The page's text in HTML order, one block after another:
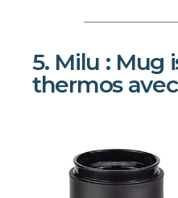
5. Milu : Mug
thermos